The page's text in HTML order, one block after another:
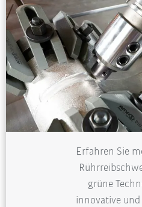
Erfahren Sie
grüne
innovative